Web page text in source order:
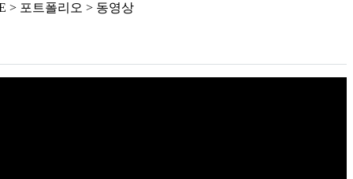
> 포트폴리오 > 동영상